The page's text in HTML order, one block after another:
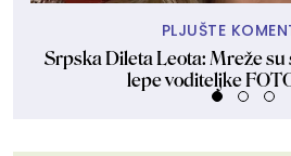
PLJUŠTE
Srpska Dileta Leota: Mreže su
lepe voditeljke